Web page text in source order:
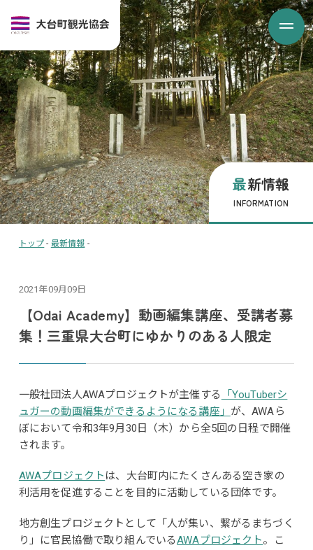
最新情報
INFORMATION
トップ - 最新情報 -
2021年09月09日
【Odai Academy】動画編集講座、受講者募
集！三重県大台町にゆかりのある人限定
一般社団法人AWAプロジェクトが主催する
「YouTuberシ
ュガーの動画編集ができるようになる講座」 が、AWAら
ぼにおいて令和3年9月30日（木）から全5回の日程で開催
されます。
AWAプロジェクト は、大台町内にたくさんある空き家の
利活用を促進することを目的に活動している団体です。
地方創生プロジェクトとして「人が集い、繋がるまちづく
り」に官民協働で取り組んでいるAWAプロジェクト。こ